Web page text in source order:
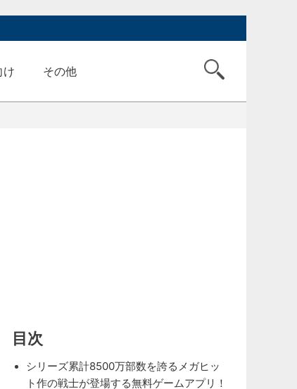
け その他
目次
シリーズ累計8500万部数を誇るメガヒッ
ト作の戦士が登場する無料ゲームアプリ！